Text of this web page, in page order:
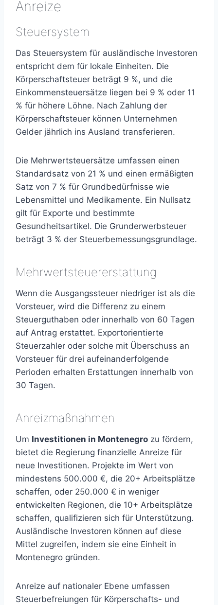
Anreize
Steuersystem
Das Steuersystem für ausländische Investoren
entspricht dem für lokale Einheiten. Die
Körperschaftsteuer beträgt 9 %, und die
Einkommensteuersätze liegen bei 9 % oder 11
% für höhere Löhne. Nach Zahlung der
Körperschaftsteuer können Unternehmen
Gelder jährlich ins Ausland transferieren.
Die Mehrwertsteuersätze umfassen einen
Standardsatz von 21 % und einen ermäßigten
Satz von 7 % für Grundbedürfnisse wie
Lebensmittel und Medikamente. Ein Nullsatz
gilt für Exporte und bestimmte
Gesundheitsartikel. Die Grunderwerbsteuer
beträgt 3 % der Steuerbemessungsgrundlage.
Mehrwertsteuererstattung
Wenn die Ausgangssteuer niedriger ist als die
Vorsteuer, wird die Differenz zu einem
Steuerguthaben oder innerhalb von 60 Tagen
auf Antrag erstattet. Exportorientierte
Steuerzahler oder solche mit Überschuss an
Vorsteuer für drei aufeinanderfolgende
Perioden erhalten Erstattungen innerhalb von
30 Tagen.
Anreizmaßnahmen
Um Investitionen in Montenegro zu fördern,
bietet die Regierung finanzielle Anreize für
neue Investitionen. Projekte im Wert von
mindestens 500.000 €, die 20+ Arbeitsplätze
schaffen, oder 250.000 € in weniger
entwickelten Regionen, die 10+ Arbeitsplätze
schaffen, qualifizieren sich für Unterstützung.
Ausländische Investoren können auf diese
Mittel zugreifen, indem sie eine Einheit in
Montenegro gründen.
Anreize auf nationaler Ebene umfassen
Steuerbefreiungen für Körperschafts- und